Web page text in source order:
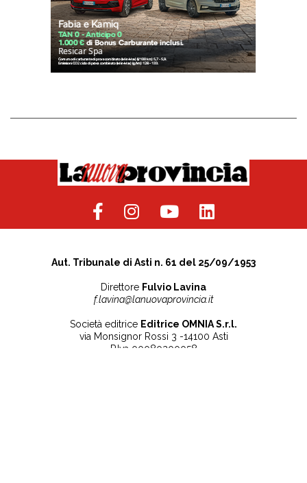
Aut. Tribunale di Asti n. 61 del 25/09/1953
Direttore Fulvio Lavina
f.lavina@lanuovaprovincia.it
Società editrice Editrice OMNIA S.r.l.
via Monsignor Rossi 3 -14100 Asti
P.Iva 00080200058